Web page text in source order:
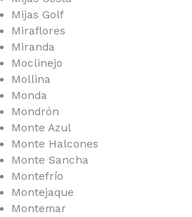
Mijas Golf
Miraflores
Miranda
Moclinejo
Mollina
Monda
Mondrón
Monte Azul
Monte Halcones
Monte Sancha
Montefrío
Montejaque
Montemar